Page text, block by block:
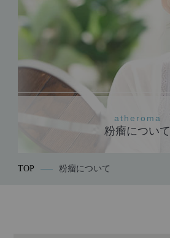
atheroma
粉瘤について
TOP 粉瘤について